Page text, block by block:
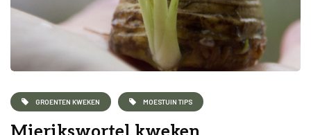
GROENTEN KWEKEN MOESTUIN TIPS